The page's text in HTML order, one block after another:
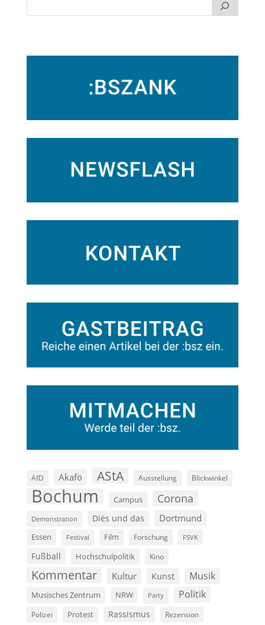
AfD Akafö AStA Ausstellung Blickwinkel
Bochum Campus Corona
Demonstration Diës und das Dortmund
Essen Festival Film Forschung FSVK
Fußball Hochschulpolitik Kino
Kommentar Kultur Kunst Musik
Musisches Zentrum NRW Party Politik
Polizei Protest Rassismus Rezension